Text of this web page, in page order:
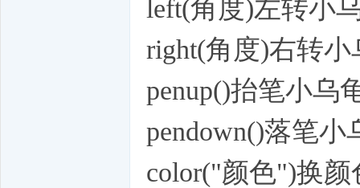
left(角度)左转小
right(角度)右转小
penup()抬笔小乌
pendown()落笔小
color("颜色")换